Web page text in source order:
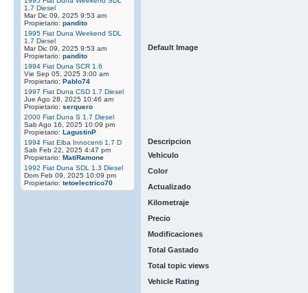
1.7 Diesel
Mar Dic 09, 2025 9:53 am
Propietario: pandito
1995 Fiat Duna Weekend SDL
1.7 Diesel
Mar Dic 09, 2025 9:53 am
Propietario: pandito
1994 Fiat Duna SCR 1.6
Vie Sep 05, 2025 3:00 am
Propietario: Pablo74
1997 Fiat Duna CSD 1.7 Diesel
Jue Ago 28, 2025 10:46 am
Propietario: serquero
2000 Fiat Duna S 1.7 Diesel
Sab Ago 16, 2025 10:09 pm
Propietario: LagustinP
1994 Fiat Elba Innocenti 1.7 D
Sab Feb 22, 2025 4:47 pm
Propietario: MatiRamone
1992 Fiat Duna SDL 1.3 Diesel
Dom Feb 09, 2025 10:09 pm
Propietario: tetoelectrico70
Default Image
Descripcion
Vehiculo
Color
Actualizado
Kilometraje
Precio
Modificaciones
Total Gastado
Total topic views
Vehicle Rating